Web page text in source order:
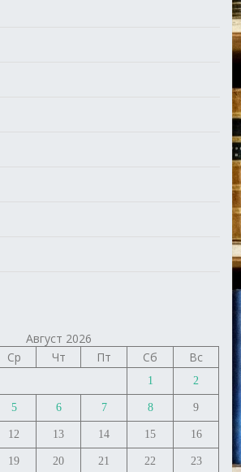
Август 2026
Ср Чт Пт Сб Вс
1 2
5 6 7 8 9
12 13 14 15 16
19 20 21 22 23